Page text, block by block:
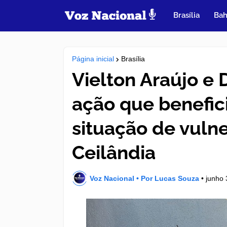
Brasília
Página inicial Brasília
Vielton Araújo e
ação que
situação de
Ceilândia
Voz Nacional • Por Lucas Souza • junho